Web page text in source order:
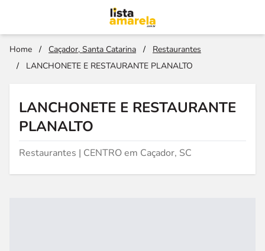
Home / Caçador, Santa Catarina /
Restaurantes
/
LANCHONETE E RESTAURANTE PLANALTO
LANCHONETE E RESTAURANTE
PLANALTO
Restaurantes | CENTRO em Caçador, SC